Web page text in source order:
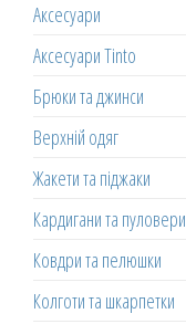
Аксесуари
Аксесуари Tinto
Брюки та джинси
Верхній одяг
Жакети та піджаки
Кардигани та пуловери
Ковдри та пелюшки
Колготи та шкарпетки